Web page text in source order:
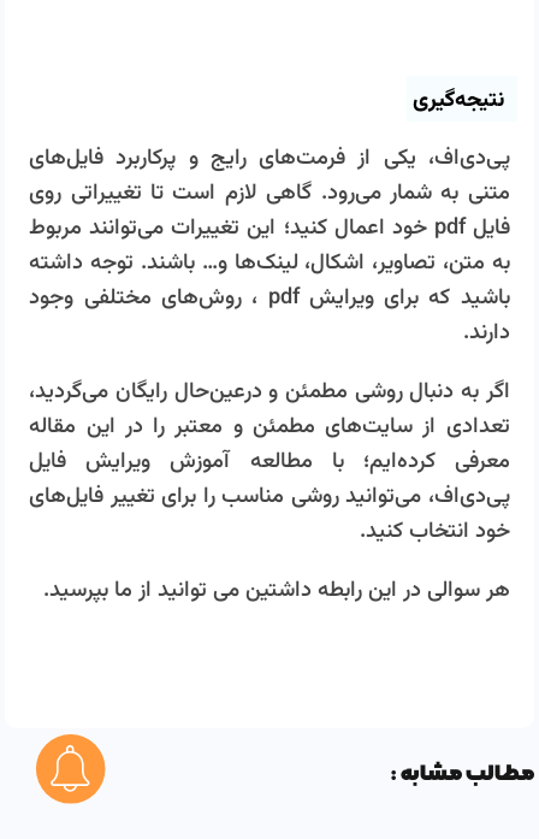
نتیجه‌گیری
پی‌دی‌اف، یکی از فرمت‌های رایج و پرکاربرد فایل‌های
متنی به شمار می‌رود. گاهی لازم است تا تغییراتی روی
فایل pdf خود اعمال کنید؛ این تغییرات می‌توانند مربوط
به متن، تصاویر، اشکال، لینک‌ها و… باشند. توجه داشته
باشید که برای ویرایش pdf ، روش‌های مختلفی وجود
دارند.
اگر به دنبال روشی مطمئن و درعین‌حال رایگان می‌گردید،
تعدادی از سایت‌های مطمئن و معتبر را در این مقاله
معرفی کرده‌ایم؛ با مطالعه آموزش ویرایش فایل
پی‌دی‌اف، می‌توانید روشی مناسب را برای تغییر فایل‌های
خود انتخاب کنید.
هر سوالی در این رابطه داشتین می توانید از ما بپرسید.
مطالب مشابه :